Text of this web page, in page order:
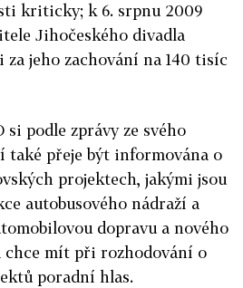
kriticky; k 6. srpnu 2009
Jihočeského divadla
jeho zachování na 140 tisíc
si podle zprávy ze svého
také přeje být informována o
projektech, jakými jsou
autobusového nádraží a
dopravu a nového
chce mít při rozhodování o
poradní hlas.